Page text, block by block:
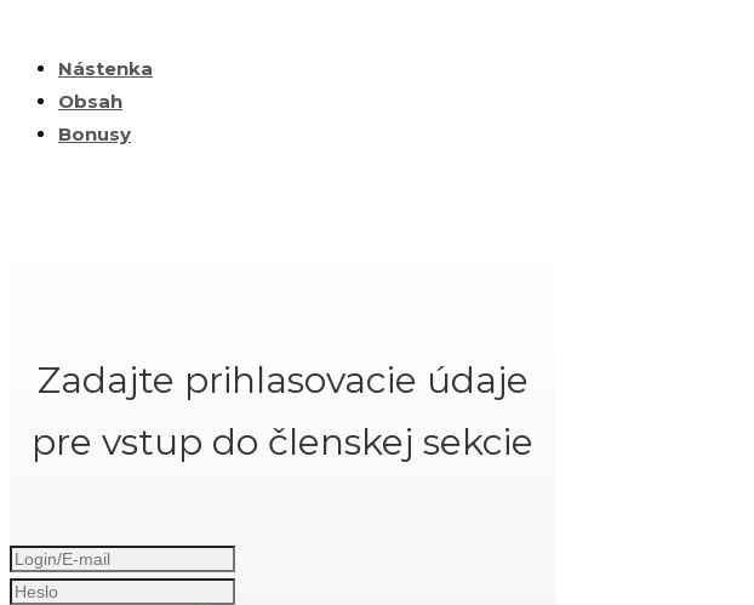
Nástenka
Obsah
Bonusy
Zadajte prihlasovacie údaje
pre vstup do členskej sekcie